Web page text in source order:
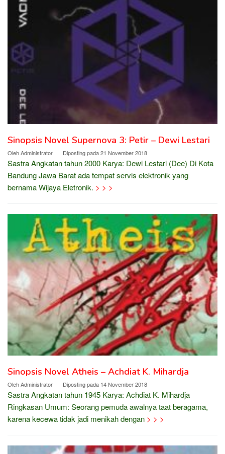
Sinopsis Novel Supernova 3: Petir – Dewi Lestari
OlehAdministrator Diposting pada21 November 2018
Sastra Angkatan tahun 2000 Karya: Dewi Lestari (Dee) Di Kota
Bandung Jawa Barat ada tempat servis elektronik yang
bernama Wijaya Eletronik. > > >
Sinopsis Novel Atheis – Achdiat K. Mihardja
OlehAdministrator Diposting pada 14 November 2018
Sastra Angkatan tahun 1945 Karya: Achdiat K. Mihardja
Ringkasan Umum: Seorang pemuda awalnya taat beragama,
karena kecewa tidak jadi menikah dengan > > >